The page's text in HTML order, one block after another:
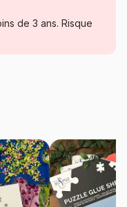
01704
de 3 ans. Risque